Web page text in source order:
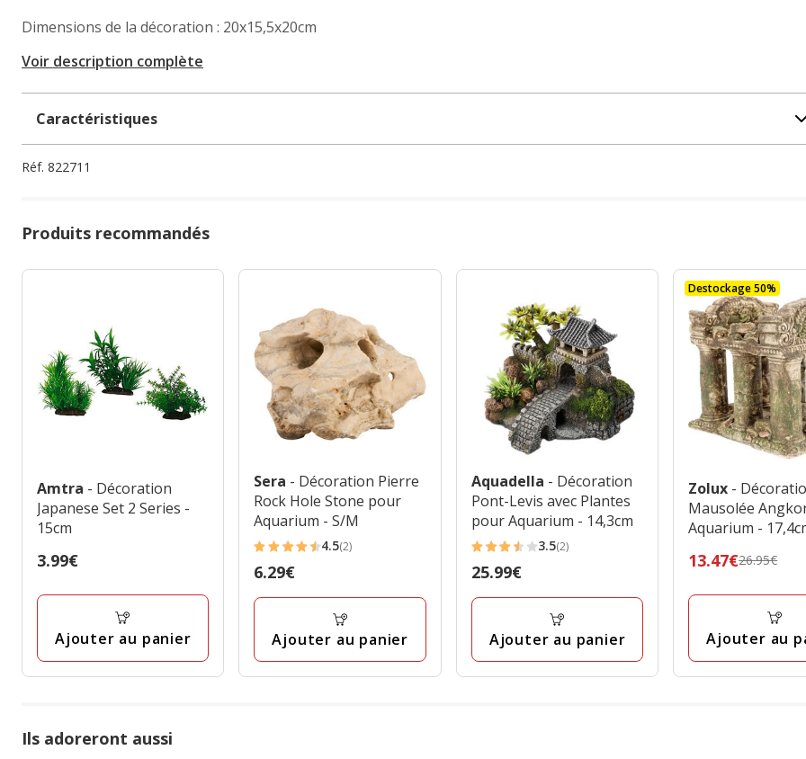
Dimensions de la décoration : 20x15,5x20cm
Voir description complète
Caractéristiques
Réf. 822711
Produits recommandés
Amtra - Décoration
Japanese Set 2 Series -
15cm
Prix
3.99€
Ajouter au panier
Sera - Décoration Pierre
Rock Hole Stone pour
Aquarium - S/M
4.5
étoiles
avec
avis
4.5(2)
Prix
6.29€
6.29€
Ajouter au panier
Aquadella - Décoration
Pont-Levis avec Plantes
pour Aquarium - 14,3cm
3.5
étoiles
avec
avis
3.5(2)
Prix
25.99€
25.99€
Ajouter au panier
Destockage 50%
Zolux -
Mausolée
Aquarium -
Prix
26.95€,
final
13.47€
13.47€26.95€
Ajouter au
Ils adoreront aussi